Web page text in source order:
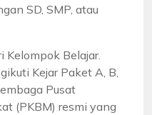
SD, SMP, atau
Kelompok Belajar.
Kejar Paket A, B,
Pusat
(PKBM) resmi yang